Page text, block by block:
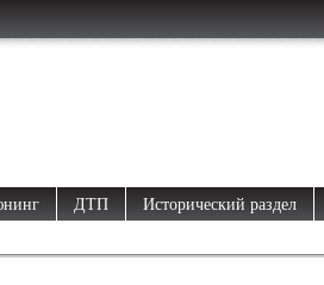
ДТП Исторический раздел